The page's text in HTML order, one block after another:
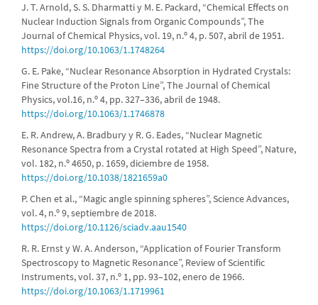
J. T. Arnold, S. S. Dharmatti y M. E. Packard, “Chemical Effects on
Nuclear Induction Signals from Organic Compounds”, The
Journal of Chemical Physics, vol. 19, n.º 4, p. 507, abril de 1951.
https://doi.org/10.1063/1.1748264
G. E. Pake, “Nuclear Resonance Absorption in Hydrated Crystals:
Fine Structure of the Proton Line”, The Journal of Chemical
Physics, vol.16, n.º 4, pp. 327–336, abril de 1948.
https://doi.org/10.1063/1.1746878
E. R. Andrew, A. Bradbury y R. G. Eades, “Nuclear Magnetic
Resonance Spectra from a Crystal rotated at High Speed”, Nature,
vol. 182, n.º 4650, p. 1659, diciembre de 1958.
https://doi.org/10.1038/1821659a0
P. Chen et al., “Magic angle spinning spheres”, Science Advances,
vol. 4, n.º 9, septiembre de 2018.
https://doi.org/10.1126/sciadv.aau1540
R. R. Ernst y W. A. Anderson, “Application of Fourier Transform
Spectroscopy to Magnetic Resonance”, Review of Scientific
Instruments, vol. 37, n.º 1, pp. 93–102, enero de 1966.
https://doi.org/10.1063/1.1719961